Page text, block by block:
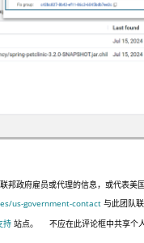
政府雇员或代理的信息，或代表
us-government-contact 与此团队
持 站点。 不应在此评论框中共享个